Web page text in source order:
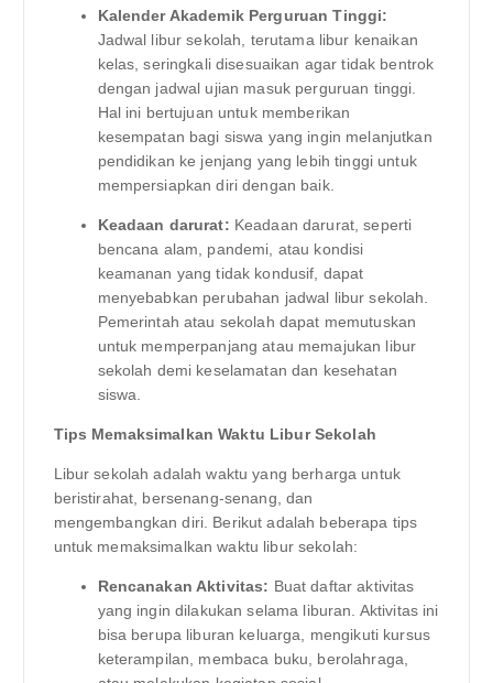
Kalender Akademik Perguruan Tinggi:
Jadwal libur sekolah, terutama libur kenaikan
kelas, seringkali disesuaikan agar tidak bentrok
dengan jadwal ujian masuk perguruan tinggi.
Hal ini bertujuan untuk memberikan
kesempatan bagi siswa yang ingin melanjutkan
pendidikan ke jenjang yang lebih tinggi untuk
mempersiapkan diri dengan baik.
Keadaan darurat: Keadaan darurat, seperti
bencana alam, pandemi, atau kondisi
keamanan yang tidak kondusif, dapat
menyebabkan perubahan jadwal libur sekolah.
Pemerintah atau sekolah dapat memutuskan
untuk memperpanjang atau memajukan libur
sekolah demi keselamatan dan kesehatan
siswa.
Tips Memaksimalkan Waktu Libur Sekolah
Libur sekolah adalah waktu yang berharga untuk
beristirahat, bersenang-senang, dan
mengembangkan diri. Berikut adalah beberapa tips
untuk memaksimalkan waktu libur sekolah:
Rencanakan Aktivitas: Buat daftar aktivitas
yang ingin dilakukan selama liburan. Aktivitas ini
bisa berupa liburan keluarga, mengikuti kursus
keterampilan, membaca buku, berolahraga,